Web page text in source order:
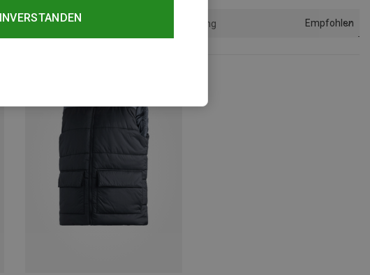
Sortierung Empfohlen